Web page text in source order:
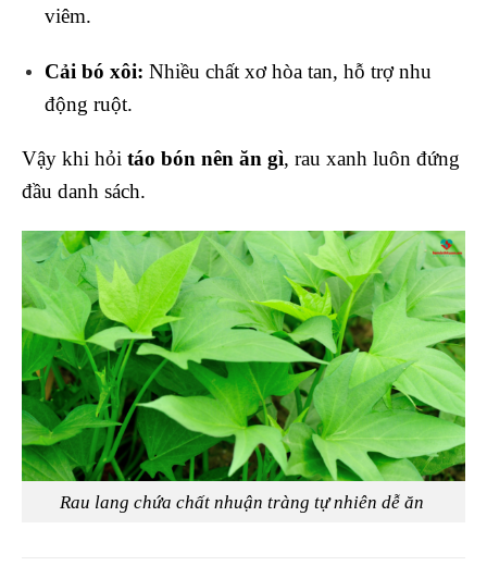
viêm.
Cải bó xôi: Nhiều chất xơ hòa tan, hỗ trợ nhu
động ruột.
Vậy khi hỏi táo bón nên ăn gì, rau xanh luôn đứng
đầu danh sách.
Rau lang chứa chất nhuận tràng tự nhiên dễ ăn